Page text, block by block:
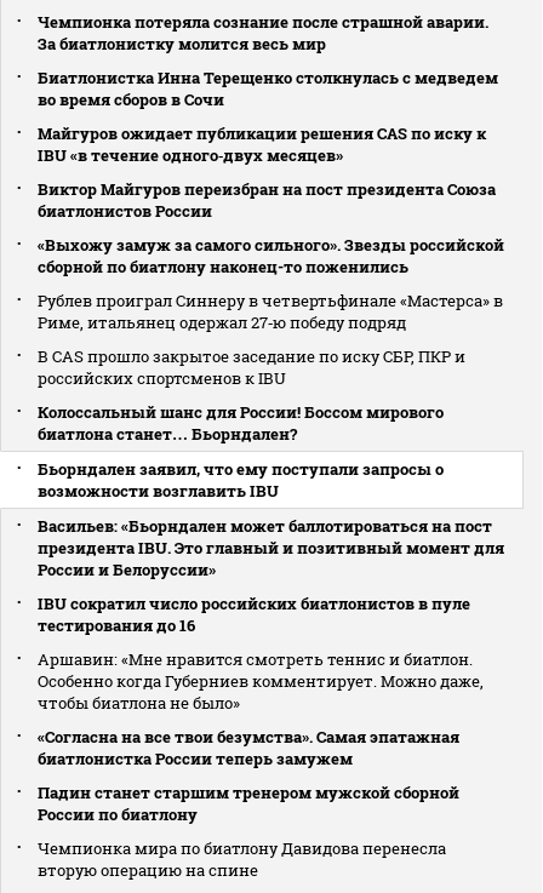
Чемпионка потеряла сознание после страшной аварии.
За биатлонистку молится весь мир
Биатлонистка Инна Терещенко столкнулась с медведем
во время сборов в Сочи
Майгуров ожидает публикации решения CAS по иску к
IBU «в течение одного‑двух месяцев»
Виктор Майгуров переизбран на пост президента Союза
биатлонистов России
«Выхожу замуж за самого сильного». Звезды российской
сборной по биатлону наконец-то поженились
Рублев проиграл Синнеру в четвертьфинале «Мастерса» в
Риме, итальянец одержал 27‑ю победу подряд
В CAS прошло закрытое заседание по иску СБР, ПКР и
российских спортсменов к IBU
Колоссальный шанс для России! Боссом мирового
биатлона станет… Бьорндален?
Бьорндален заявил, что ему поступали запросы о
возможности возглавить IBU
Васильев: «Бьорндален может баллотироваться на пост
президента IBU. Это главный и позитивный момент для
России и Белоруссии»
IBU сократил число российских биатлонистов в пуле
тестирования до 16
Аршавин: «Мне нравится смотреть теннис и биатлон.
Особенно когда Губерниев комментирует. Можно даже,
чтобы биатлона не было»
«Согласна на все твои безумства». Самая эпатажная
биатлонистка России теперь замужем
Падин станет старшим тренером мужской сборной
России по биатлону
Чемпионка мира по биатлону Давидова перенесла
вторую операцию на спине